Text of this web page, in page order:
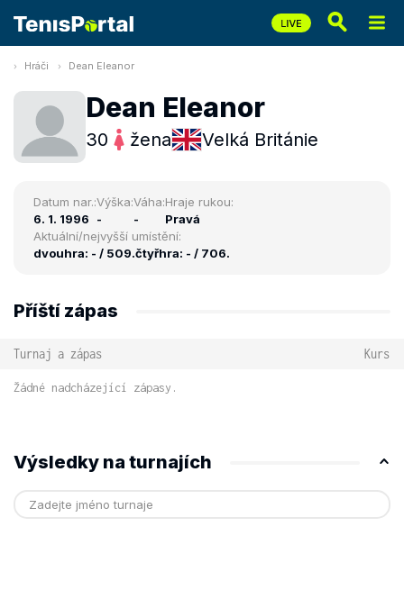
Hráči Dean Eleanor
Dean Eleanor
30 žena Velká Británie
Datum nar.:
6. 1. 1996
Výška:
-
Váha:
-
Hraje rukou:
Pravá
Aktuální/nejvyšší umístění:
dvouhra: - / 509.čtyřhra: - / 706.
Příští zápas
Turnaj a zápas Kurs
Žádné nadcházející zápasy.
Výsledky na turnajích